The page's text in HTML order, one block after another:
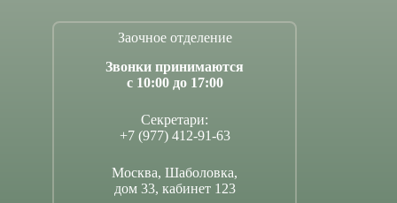
Заочное отделение
Звонки принимаются
с 10:00 до 17:00
Секретари:
+7 (977) 412-91-63
Москва, Шаболовка,
дом 33, кабинет 123